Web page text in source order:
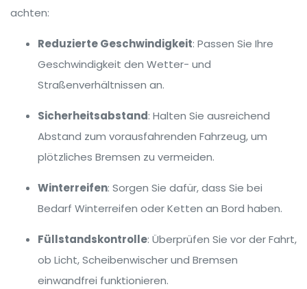
achten:
Reduzierte Geschwindigkeit: Passen Sie Ihre
Geschwindigkeit den Wetter- und
Straßenverhältnissen an.
Sicherheitsabstand: Halten Sie ausreichend
Abstand zum vorausfahrenden Fahrzeug, um
plötzliches Bremsen zu vermeiden.
Winterreifen: Sorgen Sie dafür, dass Sie bei
Bedarf Winterreifen oder Ketten an Bord haben.
Füllstandskontrolle: Überprüfen Sie vor der Fahrt,
ob Licht, Scheibenwischer und Bremsen
einwandfrei funktionieren.